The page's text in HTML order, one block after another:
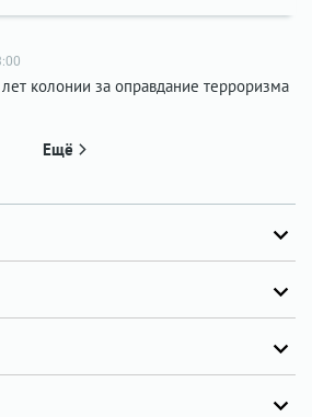
колонии за оправдание терроризма
Ещё